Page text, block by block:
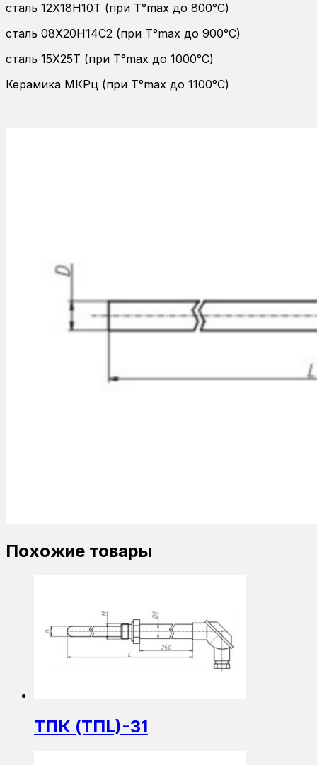
сталь 12Х18Н10Т (при T°max до 800°С)
сталь 08Х20Н14С2 (при T°max до 900°С)
сталь 15Х25Т (при T°max до 1000°С)
Керамика МКРц (при T°max до 1100°С)
Похожие товары
ТПК (ТПL)-31